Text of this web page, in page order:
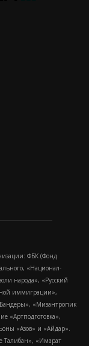
ФБК (Фонд
«Национал-
народа», «Русский
иммиграции»,
«Мизантропик
«Артподготовка»,
«Азов» и «Айдар».
Талибан», «Имарат